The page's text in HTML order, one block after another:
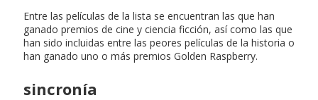
Entre las películas de la lista se encuentran las que han
ganado premios de cine y ciencia ficción, así como las que
han sido incluidas entre las peores películas de la historia o
han ganado uno o más premios Golden Raspberry.
sincronía